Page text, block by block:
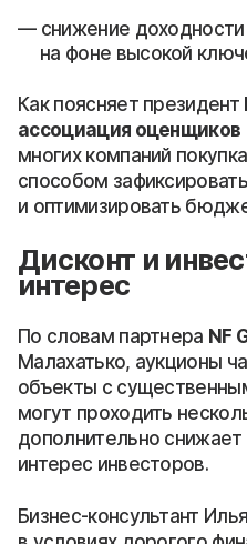
снижение
на фоне высокой
Как поясняет президент
ассоциация оценщиков
многих компаний
способом
и оптимизировать
Дисконт и
интерес
По словам партнера NF
Малахатько, аукционы
объекты с
могут проходить
дополнительно
интерес инвесторов.
Бизнес-консультант